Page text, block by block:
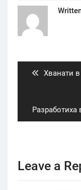
Previous
Хванати
Next
post:
Разработиха
Leave a